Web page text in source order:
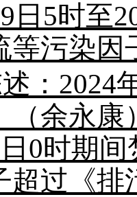
日 5时至
等污染因
： 2024
（余永康
日 0时期间
超过《排